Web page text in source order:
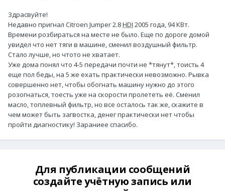
Здрасвуйте!
Недавно пригнал Citroen Jumper 2.8HDI 2005 года, 94 КВт.
Времени розбираться на месте не было. Еще по дороге домой
увидел что нет тяги в машине, сменил воздушный фильтр.
Стало лучше, но чтото не хватает.
Уже дома понял что 4-5 передачи почти не *тянут*, тоисть 4
еще пол беды, на 5 же ехать практически невозможно. Рывка
совершенно нет, чтобы обогнать машину нужно до этого
розогнаться, тоесть уже на скорости пролететь её. Сменил
масло, топлевный фильтр, но все осталось так же, скажите в
чем может быть загвостка, денег практически нет чтобы
пройти диагностику! Зараниее спасибо.
Для публикации сообщений
создайте учётную запись или